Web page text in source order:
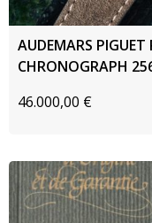
AUDEMARS PIGUET
CHRONOGRAPH
46.000,00 €